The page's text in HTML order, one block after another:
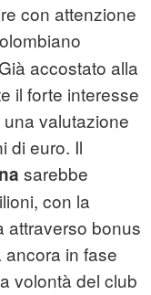
con attenzione
accostato alla
il forte interesse
valutazione
di euro. Il
sarebbe
con la
attraverso bonus
ancora in fase
volontà del club